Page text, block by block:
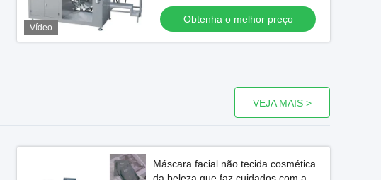
Vídeo
Obtenha o melhor preço
VEJA MAIS >
Máscara facial não tecida cosmética